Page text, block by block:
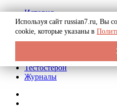
История
Биография
Криминал
Реклама на сайте
Тестостерон
Журналы
Используя сайт russian7.ru, Вы
cookie, которые указаны в